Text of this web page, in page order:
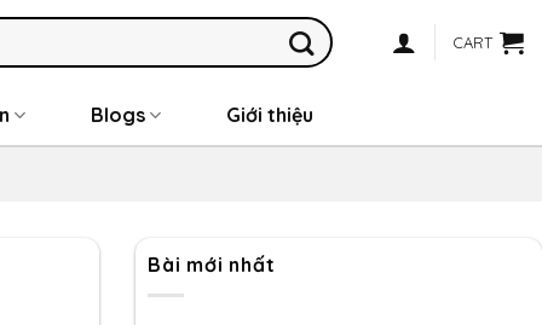
CART
Blogs Giới thiệu
Bài mới nhất